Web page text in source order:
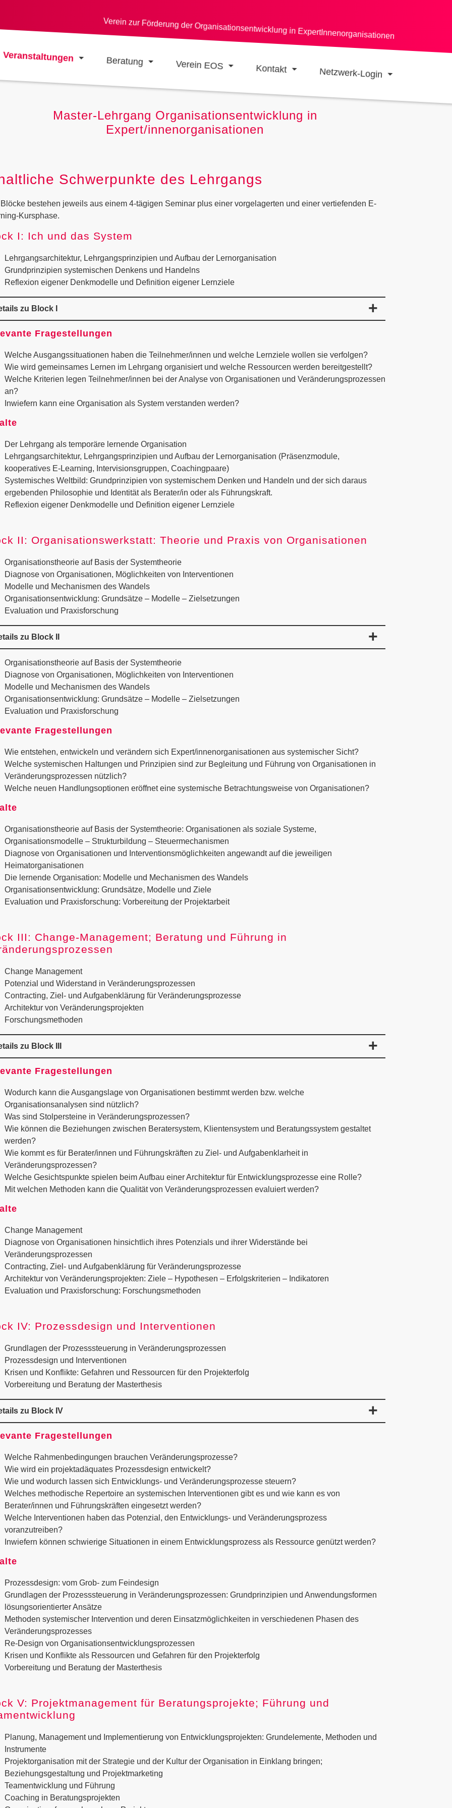
Verein zur Förderung der Organisationsentwicklung in ExpertInnenorganisationen
Veranstaltungen Beratung Verein EOS Kontakt Netzwerk-Login
Master-Lehrgang Organisationsentwicklung in
Expert/innenorganisationen
Schwerpunkte des Lehrgangs
bestehen jeweils aus einem 4-tägigen Seminar plus einer vorgelagerten und einer vertiefenden E-
Kursphase.
I: Ich und das System
Lehrgangsarchitektur, Lehrgangsprinzipien und Aufbau der Lernorganisation
Grundprinzipien systemischen Denkens und Handelns
Reflexion eigener Denkmodelle und Definition eigener Lernziele
zu Block I
Fragestellungen
Welche Ausgangssituationen haben die Teilnehmer/innen und welche Lernziele wollen sie verfolgen?
Wie wird gemeinsames Lernen im Lehrgang organisiert und welche Ressourcen werden bereitgestellt?
Welche Kriterien legen Teilnehmer/innen bei der Analyse von Organisationen und Veränderungsprozessen
an?
Inwiefern kann eine Organisation als System verstanden werden?
Der Lehrgang als temporäre lernende Organisation
Lehrgangsarchitektur, Lehrgangsprinzipien und Aufbau der Lernorganisation (Präsenzmodule,
kooperatives E-Learning, Intervisionsgruppen, Coachingpaare)
Systemisches Weltbild: Grundprinzipien von systemischem Denken und Handeln und der sich daraus
ergebenden Philosophie und Identität als Berater/in oder als Führungskraft.
Reflexion eigener Denkmodelle und Definition eigener Lernziele
II: Organisationswerkstatt: Theorie und Praxis von Organisationen
Organisationstheorie auf Basis der Systemtheorie
Diagnose von Organisationen, Möglichkeiten von Interventionen
Modelle und Mechanismen des Wandels
Organisationsentwicklung: Grundsätze – Modelle – Zielsetzungen
Evaluation und Praxisforschung
zu Block II
Organisationstheorie auf Basis der Systemtheorie
Diagnose von Organisationen, Möglichkeiten von Interventionen
Modelle und Mechanismen des Wandels
Organisationsentwicklung: Grundsätze – Modelle – Zielsetzungen
Evaluation und Praxisforschung
Fragestellungen
Wie entstehen, entwickeln und verändern sich Expert/innenorganisationen aus systemischer Sicht?
Welche systemischen Haltungen und Prinzipien sind zur Begleitung und Führung von Organi­sationen in
Veränderungsprozessen nützlich?
Welche neuen Handlungsoptionen eröffnet eine systemische Betrachtungsweise von Organi­sationen?
Organisationstheorie auf Basis der Systemtheorie: Organisationen als soziale Systeme,
Organisationsmodelle – Strukturbildung – Steuermechanismen
Diagnose von Organisationen und Interventionsmöglichkeiten angewandt auf die jeweiligen
Heimatorganisationen
Die lernende Organisation: Modelle und Mechanismen des Wandels
Organisationsentwicklung: Grundsätze, Model­le und Ziele
Evaluation und Praxisforschung: Vorbereitung der Projektarbeit
III: Change-Management; Beratung und Führung in
Change Management
Potenzial und Widerstand in Veränderungsprozessen
Contracting, Ziel- und Aufgabenklärung für Veränderungsprozesse
Architektur von Veränderungsprojekten
Forschungsmethoden
zu Block III
Fragestellungen
Wodurch kann die Ausgangslage von Organisationen bestimmt werden bzw. welche
Organisationsanalysen sind nützlich?
Was sind Stolpersteine in Veränderungsprozessen?
Wie können die Beziehungen zwischen Beratersystem, Klientensystem und Beratungssystem gestaltet
werden?
Wie kommt es für Berater/innen und Führungskräften zu Ziel- und Aufgabenklarheit in
Veränderungsprozessen?
Welche Gesichtspunkte spielen beim Aufbau einer Architektur für Entwicklungsprozesse eine Rolle?
Mit welchen Methoden kann die Qualität von Veränderungsprozessen evaluiert werden?
Change Management
Diagnose von Organisationen hinsichtlich ihres Potenzials und ihrer Widerstände bei
Veränderungsprozessen
Contracting, Ziel- und Aufgabenklärung für Veränderungsprozesse
Architektur von Veränderungsprojekten: Ziele – Hypothesen – Erfolgskriterien – Indikatoren
Evaluation und Praxisforschung: Forschungsmethoden
IV: Prozessdesign und Interventionen
Grundlagen der Prozesssteuerung in Veränderungsprozessen
Prozessdesign und Interventionen
Krisen und Konflikte: Gefahren und Ressourcen für den Projekterfolg
Vorbereitung und Beratung der Masterthesis
zu Block IV
Fragestellungen
Welche Rahmenbedingungen brauchen Veränderungsprozesse?
Wie wird ein projektadäquates Prozessdesign entwickelt?
Wie und wodurch lassen sich Entwicklungs- und Veränderungsprozesse steuern?
Welches methodische Repertoire an syste­mischen Interventionen gibt es und wie kann es von
Berater/innen und Führungskräften eingesetzt werden?
Welche Interventionen haben das Potenzial, den Entwicklungs- und Veränderungsprozess
voranzutreiben?
Inwiefern können schwierige Situationen in einem Entwicklungsprozess als Ressource genützt werden?
Prozessdesign: vom Grob- zum Feindesign
Grundlagen der Prozesssteuerung in Veränderungsprozessen: Grundprinzipien und Anwendungsformen
lösungsorientierter Ansätze
Methoden systemischer Intervention und deren Einsatzmöglichkeiten in verschiedenen Phasen des
Veränderungsprozesses
Re-Design von Organisationsentwicklungspro­zessen
Krisen und Konflikte als Ressourcen und Gefahren für den Projekterfolg
Vorbereitung und Beratung der Masterthesis
V: Projektmanagement für Beratungsprojekte; Führung und
Planung, Management und Implementierung von Entwicklungsprojekten: Grundelemente, Methoden und
Instrumente
Projektorganisation mit der Strategie und der Kultur der Organisation in Einklang bringen;
Beziehungsgestaltung und Projektmarketing
Teamentwicklung und Führung
Coaching in Beratungsprojekten